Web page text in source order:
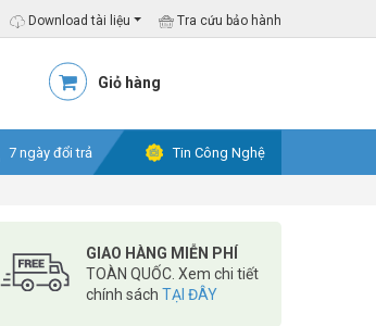
Download tài liệu Tra cứu bảo hành
Giỏ hàng
7 ngày đổi trả Tin Công Nghệ
GIAO HÀNG MIỄN PHÍ
TOÀN QUỐC. Xem chi tiết
chính sách TẠI ĐÂY